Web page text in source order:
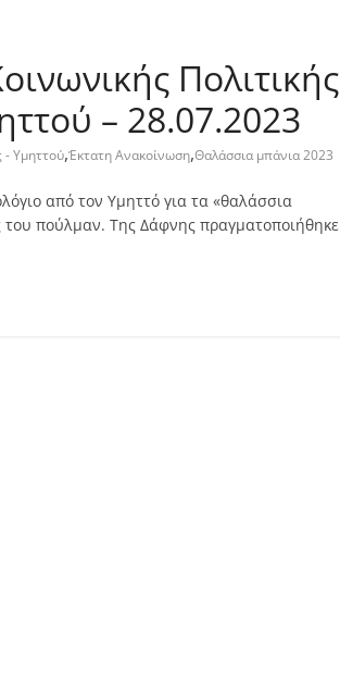
Πολιτικής
– 28.07.2023
Υμηττού,Έκτατη Ανακοίνωση,Θαλάσσια μπάνια 2023
από τον Υμηττό για τα «θαλάσσια
πούλμαν. Της Δάφνης πραγματοποιήθηκε